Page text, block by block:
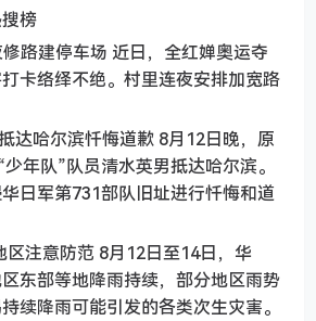
榜
路建停车场 近日，全红婵奥运夺
卡络绎不绝。村里连夜安排加宽路
达哈尔滨忏悔道歉 8月12日晚，原
年队”队员清水英男抵达哈尔滨。
日军第731部队旧址进行忏悔和道
区注意防范 8月12日至14日，华
东部等地降雨持续，部分地区雨势
续降雨可能引发的各类次生灾害。